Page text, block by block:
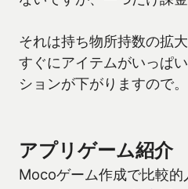
それは持ち物所持数の拡
すぐにアイテムがいっぱ
ションが下がりますので。
アプリゲーム紹介
Mocoゲーム作成で比較的